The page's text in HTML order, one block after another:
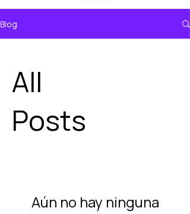
Blog
All
Posts
Aún no hay ninguna